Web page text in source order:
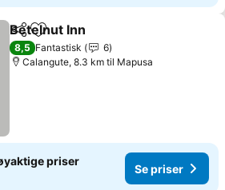
Del Legg til i favoritter
Betelnut Inn
8,5 Fantastisk
6
Calangute, 8.3 km til Mapusa
priser
Se priser